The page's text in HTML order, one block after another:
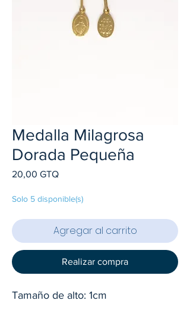
Medalla Milagrosa
Dorada Pequeña
20,00 GTQPrecio
Solo 5 disponible(s)
Agregar al carrito
Realizar compra
Tamaño de alto: 1cm